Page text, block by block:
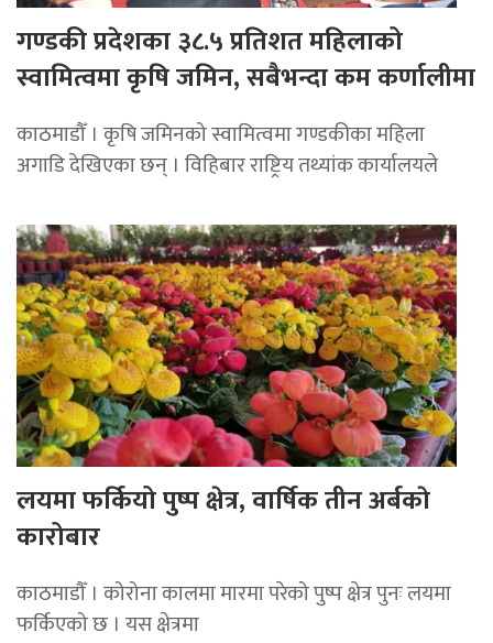
गण्डकी प्रदेशका ३८.५ प्रतिशत महिलाको
स्वामित्वमा कृषि जमिन, सबैभन्दा कम कर्णालीमा
काठमाडौँ । कृषि जमिनको स्वामित्वमा गण्डकीका महिला
अगाडि देखिएका छन् । विहिबार राष्ट्रिय तथ्यांक कार्यालयले
लयमा फर्कियो पुष्प क्षेत्र, वार्षिक तीन अर्बकाे
कारोबार
काठमाडौँ । कोरोना कालमा मारमा परेको पुष्प क्षेत्र पुनः लयमा
फर्किएको छ । यस क्षेत्रमा